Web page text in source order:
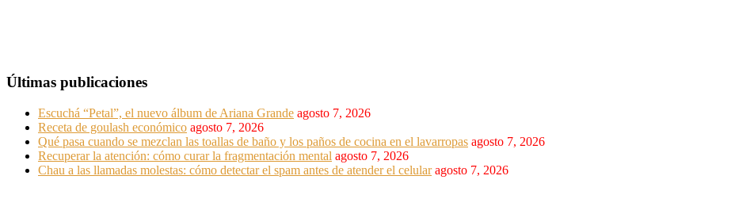
Últimas publicaciones
Escuchá “Petal”, el nuevo álbum de Ariana Grande agosto 7, 2026
Receta de goulash económico agosto 7, 2026
Qué pasa cuando se mezclan las toallas de baño y los paños de cocina en el lavarropas agosto 7, 2026
Recuperar la atención: cómo curar la fragmentación mental agosto 7, 2026
Chau a las llamadas molestas: cómo detectar el spam antes de atender el celular agosto 7, 2026